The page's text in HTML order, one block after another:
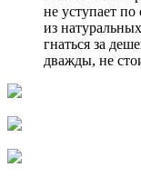
не уступает
из
гнаться за
дважды, не